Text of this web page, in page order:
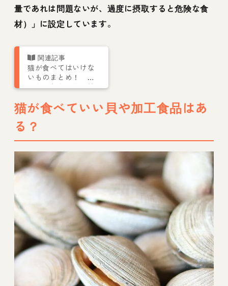
量であれは問題ないが、過度に摂取すると危険な食
材）」に設定しています。
猫が食べてはいけな
いものまとめ！ 特
に危険な食べ物・植
猫が食べていい貝や加工食品はあ
る？